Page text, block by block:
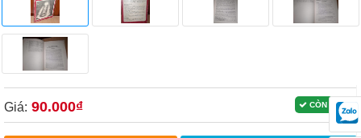
CÒN HÀNG
Giá: 90.000₫